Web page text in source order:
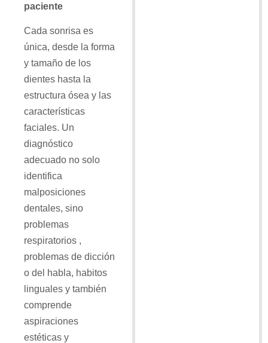
paciente
Cada sonrisa es
única, desde la forma
y tamaño de los
dientes hasta la
estructura ósea y las
características
faciales. Un
diagnóstico
adecuado no solo
identifica
malposiciones
dentales, sino
problemas
respiratorios ,
problemas de dicción
o del habla, habitos
linguales y también
comprende
aspiraciones
estéticas y